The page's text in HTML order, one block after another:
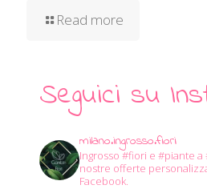
Read more
Seguici su
milano.ingrosso.fiori
Ingrosso #fiori e #piante a
nostre offerte
Facebook.